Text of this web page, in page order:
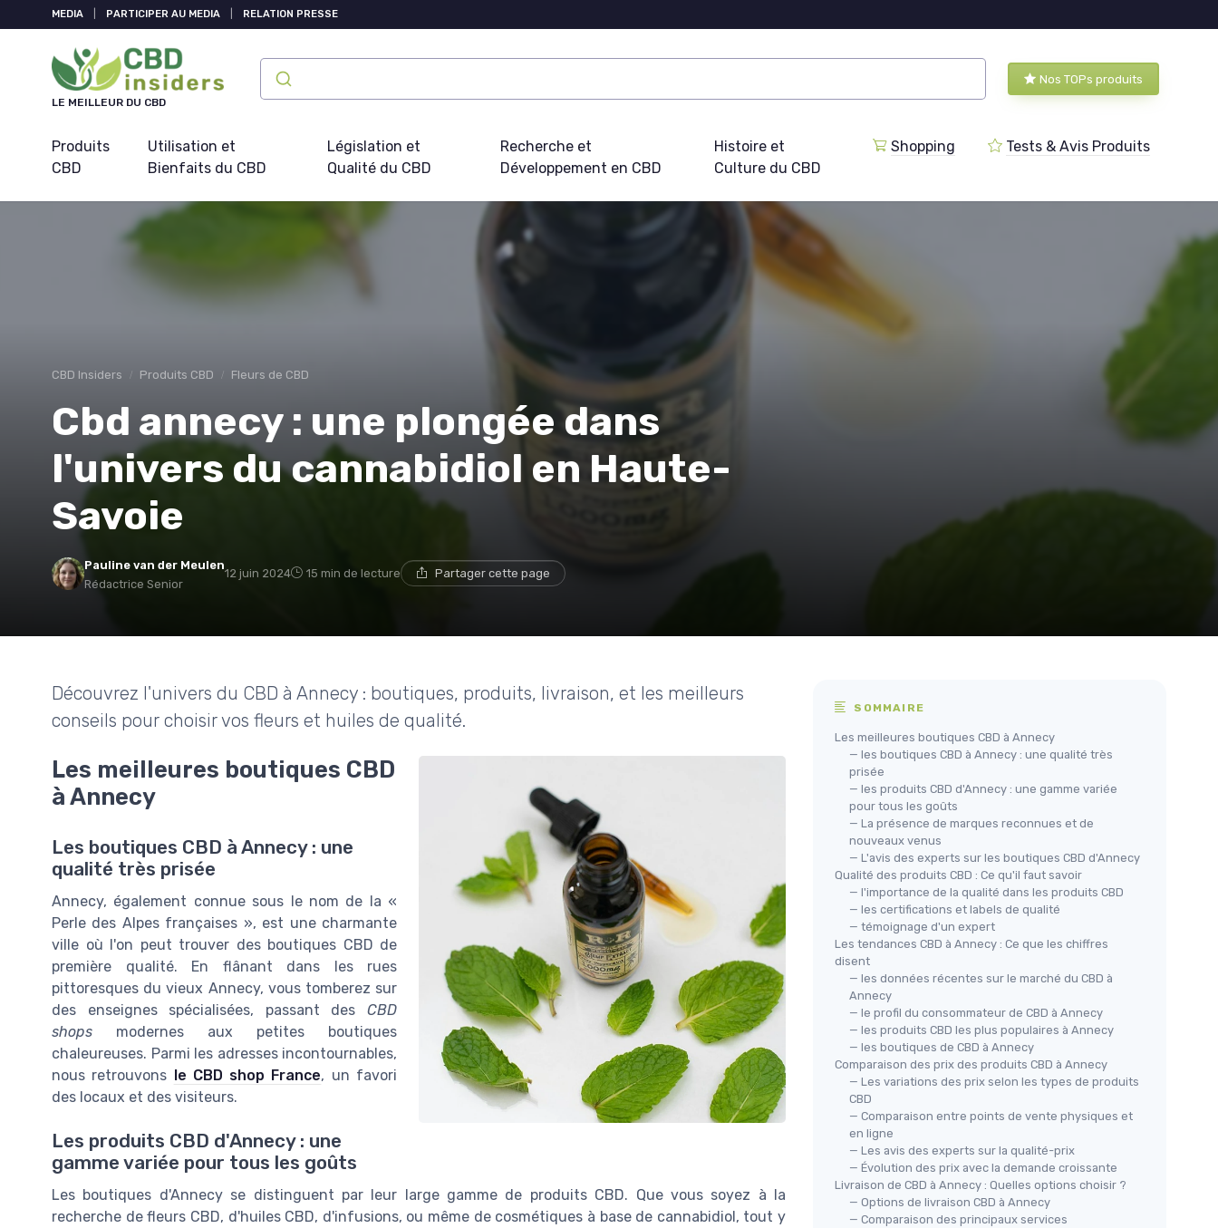
MEDIA PARTICIPER AU MEDIA RELATION PRESSE
LE MEILLEUR DU CBD
Nos TOPs produits
Produits
CBD
Utilisation et
Bienfaits du CBD
Législation et
Qualité du CBD
Recherche et
Développement en CBD
Histoire et
Culture du CBD
Shopping Tests & Avis Produits
CBD Insiders Produits CBD Fleurs de CBD
Cbd annecy : une plongée dans
l'univers du cannabidiol en Haute-
Savoie
Pauline van der Meulen
Rédactrice Senior
12 juin 2024 15 min de lecture Partager cette page
Découvrez l'univers du CBD à Annecy : boutiques, produits, livraison, et les meilleurs
conseils pour choisir vos fleurs et huiles de qualité.
Les meilleures boutiques CBD
à Annecy
Les boutiques CBD à Annecy : une
qualité très prisée
Annecy, également connue sous le nom de la «
Perle des Alpes françaises », est une charmante
ville où l'on peut trouver des boutiques CBD de
première qualité. En flânant dans les rues
pittoresques du vieux Annecy, vous tomberez sur
des enseignes spécialisées, passant des CBD
shops modernes aux petites boutiques
chaleureuses. Parmi les adresses incontournables,
nous retrouvons
le CBD shop France, un favori
des locaux et des visiteurs.
Les produits CBD d'Annecy : une
gamme variée pour tous les goûts
Les boutiques d'Annecy se distinguent par leur large gamme de produits CBD. Que vous soyez à la
recherche de fleurs CBD, d'huiles CBD, d'infusions, ou même de cosmétiques à base de cannabidiol, tout y
SOMMAIRE
Les meilleures boutiques CBD à Annecy
— les boutiques CBD à Annecy : une qualité très
prisée
— les produits CBD d'Annecy : une gamme variée
pour tous les goûts
— La présence de marques reconnues et de
nouveaux venus
— L'avis des experts sur les boutiques CBD d'Annecy
Qualité des produits CBD : Ce qu'il faut savoir
— l'importance de la qualité dans les produits CBD
— les certifications et labels de qualité
— témoignage d'un expert
Les tendances CBD à Annecy : Ce que les chiffres
disent
— les données récentes sur le marché du CBD à
Annecy
— le profil du consommateur de CBD à Annecy
— les produits CBD les plus populaires à Annecy
— les boutiques de CBD à Annecy
Comparaison des prix des produits CBD à Annecy
— Les variations des prix selon les types de produits
CBD
— Comparaison entre points de vente physiques et
en ligne
— Les avis des experts sur la qualité-prix
— Évolution des prix avec la demande croissante
Livraison de CBD à Annecy : Quelles options choisir ?
— Options de livraison CBD à Annecy
— Comparaison des principaux services
Panneau de gestion des cookies